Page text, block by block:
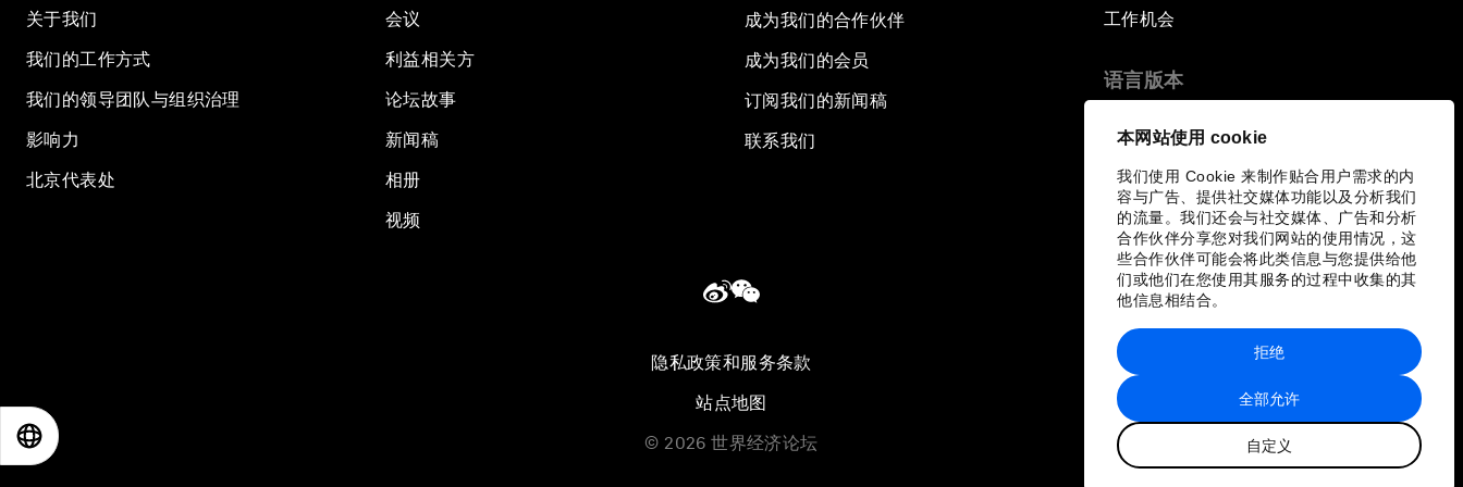
本网站使用 cookie
我们使用 Cookie 来制作贴合用户需求的内
容与广告、提供社交媒体功能以及分析我们
的流量。我们还会与社交媒体、广告和分析
合作伙伴分享您对我们网站的使用情况，这
些合作伙伴可能会将此类信息与您提供给他
们或他们在您使用其服务的过程中收集的其
他信息相结合。
全部允许
自定义
拒绝
关于我们
我们的工作方式
我们的领导团队与组织治理
影响力
北京代表处
会议
利益相关方
论坛故事
新闻稿
相册
视频
成为我们的合作伙伴
成为我们的会员
订阅我们的新闻稿
联系我们
工作机会
语言版本
隐私政策和服务条款
站点地图
© 2026 世界经济论坛